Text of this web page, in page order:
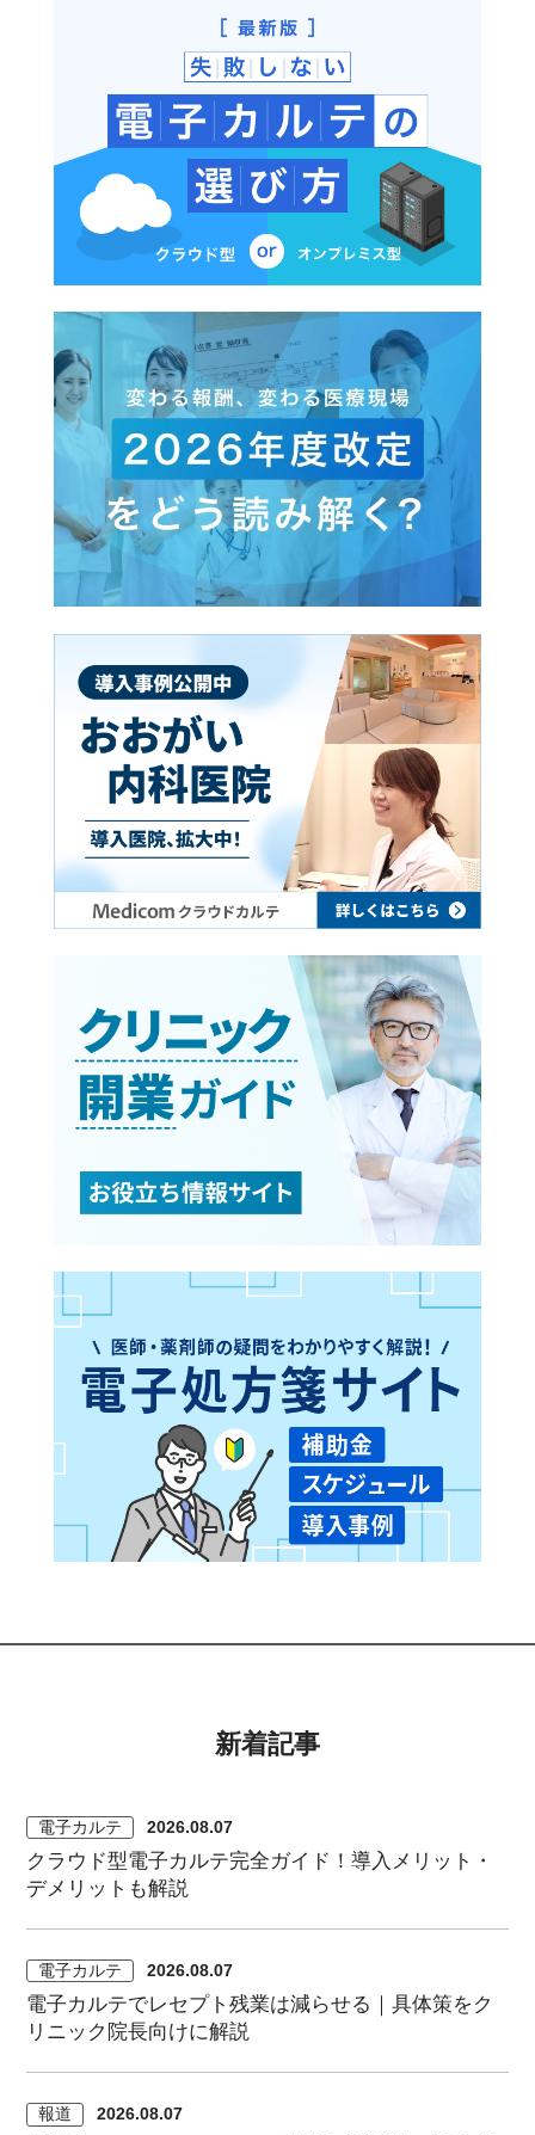
新着記事
電子カルテ 2026.08.07
クラウド型電子カルテ完全ガイド！導入メリット・
デメリットも解説
電子カルテ 2026.08.07
電子カルテでレセプト残業は減らせる｜具体策をク
リニック院長向けに解説
報道 2026.08.07